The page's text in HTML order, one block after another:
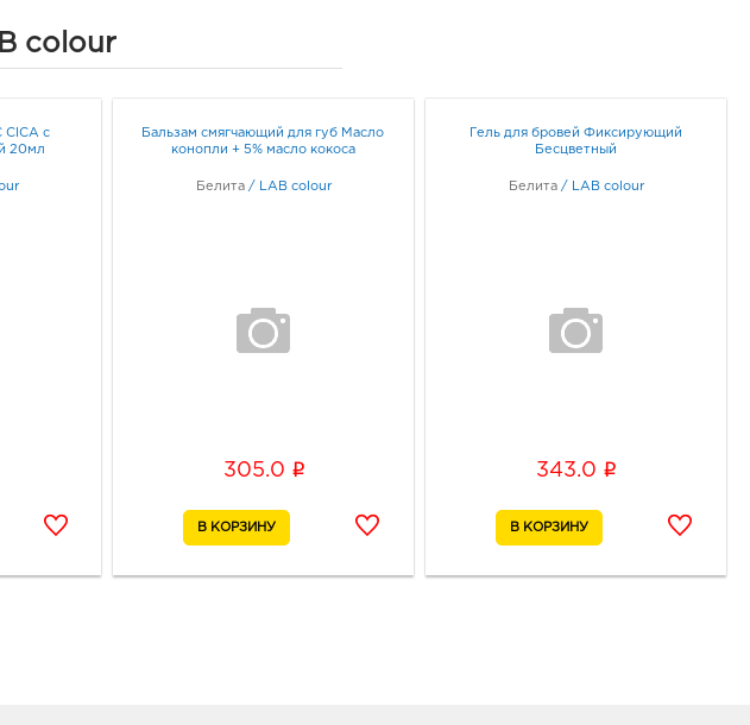
График работы:9:00 - 21:00
Курск Европа-40: руб.
305040, Курская обл, г Курск,
colour
с
20мл
Бальзам смягчающий для губ Масло
конопли + 5% масло кокоса
Белита / LAB colour
305.0 i
Гель для бровей Фиксирующий
Бесцветный
Белита / LAB colour
343.0 i